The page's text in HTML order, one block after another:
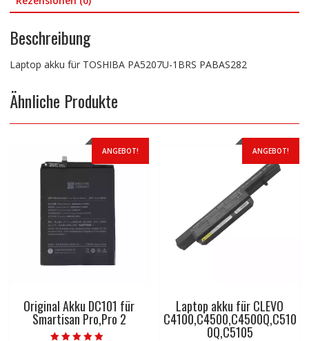
Beschreibung
Laptop akku für TOSHIBA PA5207U-1BRS PABAS282
Ähnliche Produkte
ANGEBOT!
Original Akku DC101 für
Smartisan Pro,Pro 2
ANGEBOT!
Laptop akku für CLEVO
C4100,C4500,C4500Q,C510
0Q,C5105